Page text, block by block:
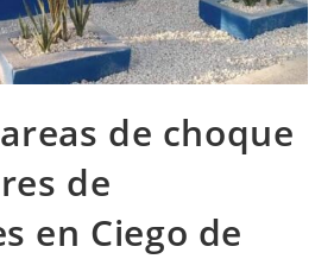
de choque
de
en Ciego de